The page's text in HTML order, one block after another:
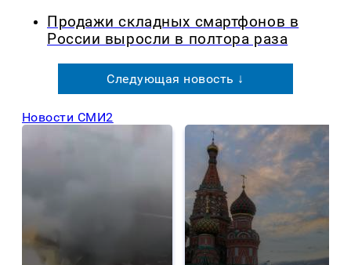
Продажи складных смартфонов в
России выросли в полтора раза
Следующая новость ↓
Новости СМИ2